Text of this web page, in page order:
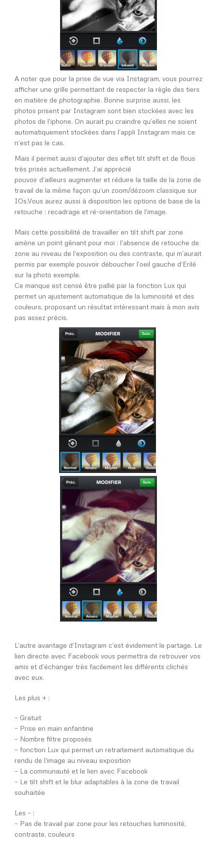
A noter que pour la prise de vue via Instagram, vous pourrez
afficher une grille permettant de respecter la règle des tiers
en matière de photographie. Bonne surprise aussi, les
photos prisent par Instagram sont bien stockées avec les
photos de l’iphone. On aurait pu craindre qu’elles ne soient
automatiquement stockées dans l’appli Instagram mais ce
n’est pas le cas.
Mais il permet aussi d’ajouter des effet tilt shift et de flous
très prisés actuellement. J’ai apprécié
pouvoir d’ailleurs augmenter et réduire la taille de la zone de
travail de la même façon qu’un zoom/dézoom classique sur
IOs.Vous aurez aussi à disposition les options de base de la
retouche : recadrage et ré-orientation de l’image.
Mais cette possibilité de travailler en tilt shift par zone
amène un point gênant pour moi : l’absence de retouche de
zone au niveau de l’exposition ou des contraste, qui m’aurait
permis par exemple pouvoir déboucher l’oeil gauche d’Erilé
sur la photo exemple.
Ce manque est censé être pallié par la fonction Lux qui
permet un ajustement automatique de la luminosité et des
couleurs, proposant un résultat intéressant mais à mon avis
pas assez précis.
L’autre avantage d’Instagram c’est évidement le partage. Le
lien directe avec Facebook vous permettra de retrouver vos
amis et d’échanger très facilement les différents clichés
avec eux.
Les plus + :
– Gratuit
– Prise en main enfantine
– Nombre filtre proposés
– fonction Lux qui permet un retraitement automatique du
rendu de l’image au niveau exposition
– La communauté et le lien avec Facebook
– Le tilt shift et le blur adaptables à la zone de travail
souhaitée
Les – :
– Pas de travail par zone pour les retouches luminosité,
contraste, couleurs